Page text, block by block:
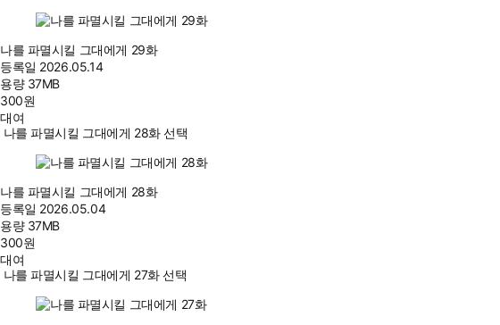
나를 파멸시킬 그대에게 29화
등록일 2026.05.14
용량 37MB
300원
대여
나를 파멸시킬 그대에게 28화 선택
나를 파멸시킬 그대에게 28화
등록일 2026.05.04
용량 37MB
300원
대여
나를 파멸시킬 그대에게 27화 선택